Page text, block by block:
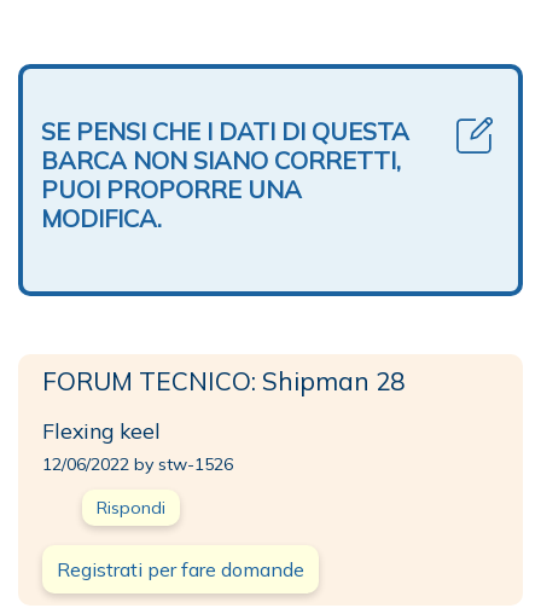
SE PENSI CHE I DATI DI QUESTA
BARCA NON SIANO CORRETTI,
PUOI PROPORRE UNA
MODIFICA.
FORUM TECNICO: Shipman 28
Flexing keel
12/06/2022 by stw-1526
Rispondi
Registrati per fare domande